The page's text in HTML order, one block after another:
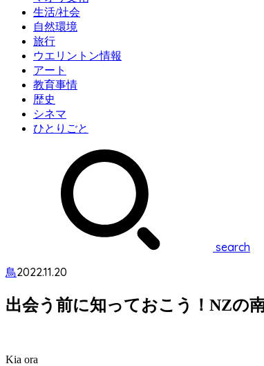
生活/社会
自然環境
旅行
ウエリントン情報
アート
教育事情
歴史
シネマ
ひとりごと
search
鳥2022.11.20
出会う前に知っておこう！NZの
Kia ora